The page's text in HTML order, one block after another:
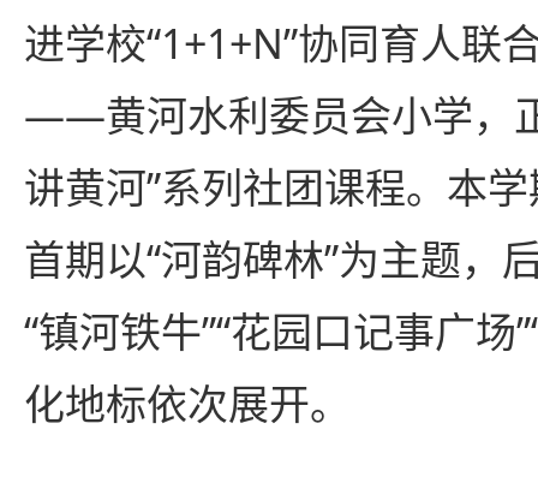
进学校“1+1+N”协同育人联
——黄河水利委员会小学，
讲黄河”系列社团课程。本
首期以“河韵碑林”为主题，
“镇河铁牛”“花园口记事广场
化地标依次展开。